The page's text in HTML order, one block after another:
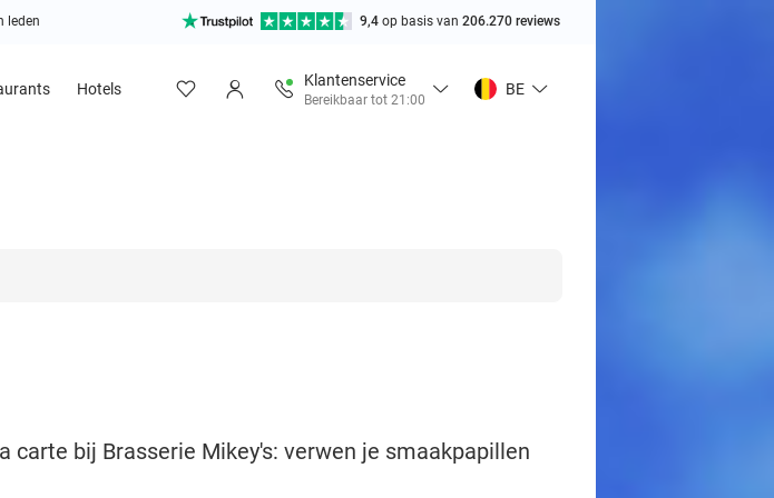
leden 9,4 op basis van 206.270 reviews
Hotels
Klantenservice
Bereikbaar tot 21:00
BE
carte bij Brasserie Mikey's: verwen je smaakpapillen